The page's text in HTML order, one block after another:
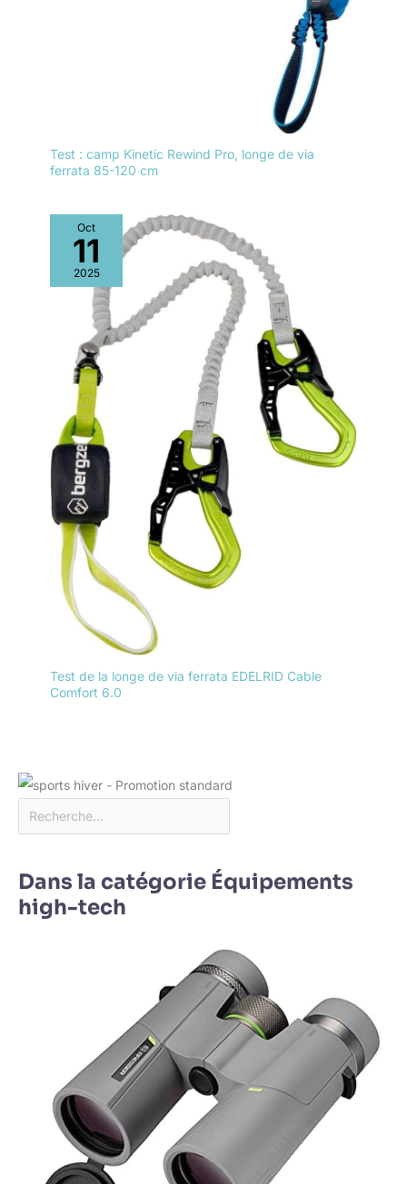
Test : camp Kinetic Rewind Pro, longe de via
ferrata 85-120 cm
Oct
11
2025
Test de la longe de via ferrata EDELRID Cable
Comfort 6.0
Dans la catégorie Équipements
high-tech